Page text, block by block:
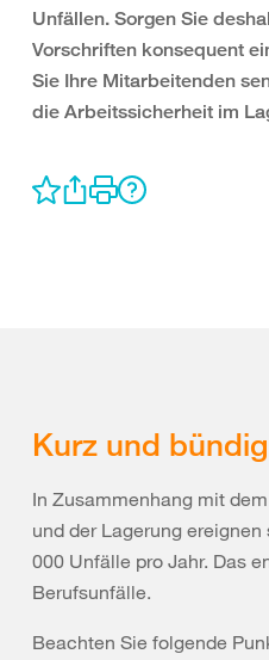
Unfällen. Sorgen Sie
Vorschriften konsequent
Sie Ihre Mitarbeitenden
die Arbeitssicherheit im
Kurz und bündig
In Zusammenhang mit
und der Lagerung
000 Unfälle pro Jahr. Das
Berufsunfälle.
Beachten Sie folgende